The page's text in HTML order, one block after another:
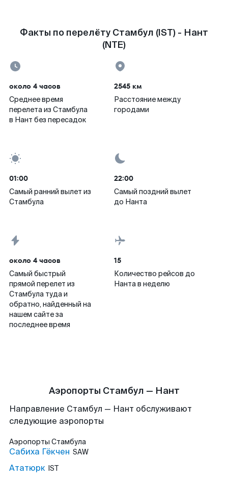
Факты по перелёту Стамбул (IST) - Нант
(NTE)
около 4 часов
Среднее время
перелета из Стамбула
в Нант без пересадок
2545 км
Расстояние между
городами
01:00
Самый ранний вылет из
Стамбула
22:00
Самый поздний вылет
до Нанта
около 4 часов
Самый быстрый
прямой перелет из
Стамбула туда и
обратно, найденный на
нашем сайте за
последнее время
15
Количество рейсов до
Нанта в неделю
Аэропорты Стамбул — Нант
Направление Стамбул — Нант обслуживают
следующие аэропорты
Аэропорты Стамбула
Сабиха Гёкчен SAW
Ататюрк IST